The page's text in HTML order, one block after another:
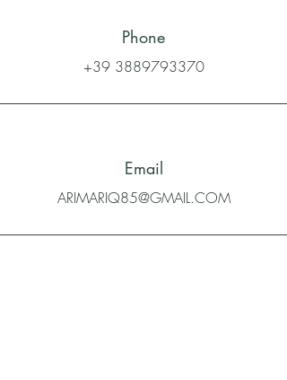
Phone
+39 3889793370
Email
ARIMARIQ85@GMAIL.COM